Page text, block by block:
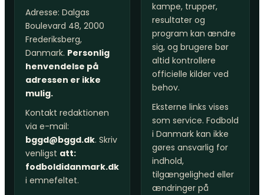
Adresse: Dalgas
Boulevard 48, 2000
Frederiksberg,
Danmark. Personlig
henvendelse på
adressen er ikke
mulig.
Kontakt redaktionen
via e-mail:
bggd@bggd.dk. Skriv
venligst att:
fodboldidanmark.dk
i emnefeltet.
kampe, trupper,
resultater og
program kan ændre
sig, og brugere bør
altid kontrollere
officielle kilder ved
behov.
Eksterne links vises
som service. Fodbold
i Danmark kan ikke
gøres ansvarlig for
indhold,
tilgængelighed eller
ændringer på